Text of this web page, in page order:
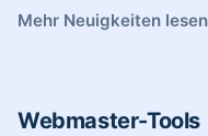
Mehr Neuigkeiten
Webmaster-Tools